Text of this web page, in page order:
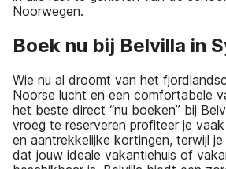
Noorwegen.
Boek nu bij Belvilla in
Wie nu al droomt van het
Noorse lucht en een comfortabele
het beste direct “nu boeken” bij
vroeg te reserveren profiteer je
en aantrekkelijke kortingen, terwijl
dat jouw ideale vakantiehuis of